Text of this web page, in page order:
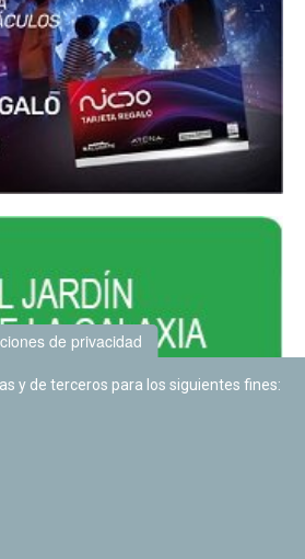
de privacidad
y de terceros para los siguientes fines: